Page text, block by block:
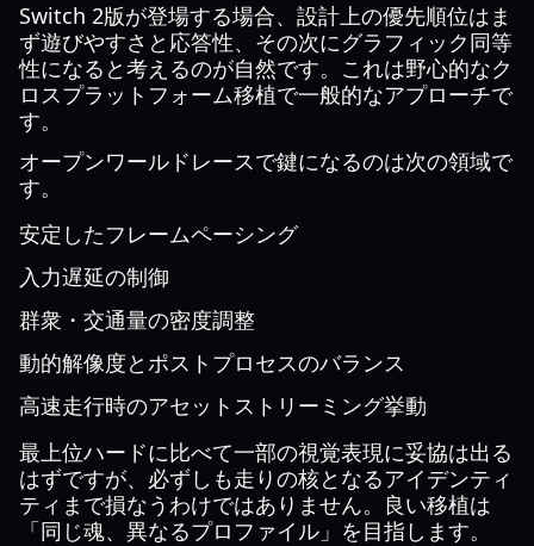
Switch 2版が登場する場合、設計上の優先順位はま
ず遊びやすさと応答性、その次にグラフィック同等
性になると考えるのが自然です。これは野心的なク
ロスプラットフォーム移植で一般的なアプローチで
す。
オープンワールドレースで鍵になるのは次の領域で
す。
安定したフレームペーシング
入力遅延の制御
群衆・交通量の密度調整
動的解像度とポストプロセスのバランス
高速走行時のアセットストリーミング挙動
最上位ハードに比べて一部の視覚表現に妥協は出る
はずですが、必ずしも走りの核となるアイデンティ
ティまで損なうわけではありません。良い移植は
「同じ魂、異なるプロファイル」を目指します。